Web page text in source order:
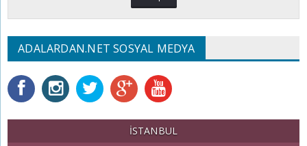
ADALARDAN.NET SOSYAL MEDYA
İSTANBUL